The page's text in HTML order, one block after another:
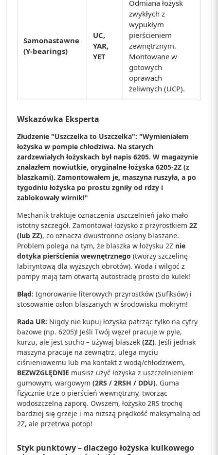
Samonastawne
(Y-bearings)
UC,
YAR,
YET
Odmiana łożysk
zwykłych z
wypukłym
pierścieniem
zewnętrznym.
Montowane w
gotowych
oprawach
żeliwnych (UCP).
Wskazówka Eksperta
Złudzenie "Uszczelka to Uszczelka": "Wymieniałem
łożyska w pompie chłodziwa. Na starych
zardzewiałych łożyskach był napis 6205. W magazynie
znalazłem nowiutkie, oryginalne łożyska 6205-2Z (z
blaszkami). Zamontowałem je, maszyna ruszyła, a po
tygodniu łożyska po prostu zgniły od rdzy i
zablokowały wirnik!"
Mechanik traktuje oznaczenia uszczelnień jako mało
istotny szczegół. Zamontował łożysko z przyrostkiem 2Z
(lub ZZ), co oznacza dwustronne osłony blaszane.
Problem polega na tym, że blaszka w łożysku 2Z nie
dotyka pierścienia wewnętrznego (tworzy szczelinę
labiryntową dla wyższych obrotów). Woda i wilgoć z
pompy mają tam otwartą autostradę prosto do kulek!
Błąd: Ignorowanie literowych przyrostków (Sufiksów) i
stosowanie osłon blaszanych w środowisku mokrym!
Rada UR: Nigdy nie kupuj łożyska patrząc tylko na cyfry
bazowe (np. 6205)! Jeśli Twój węzeł pracuje w pyle,
kurzu, ale jest sucho – używaj blaszek (2Z). Jeśli jednak
maszyna pracuje na zewnątrz, ulega myciu
ciśnieniowemu lub ma kontakt z wodą/chłodziwem,
BEZWZGLĘDNIE musisz użyć łożyska z uszczelnieniem
gumowym, wargowym (2RS / 2RSH / DDU). Guma
fizycznie trze o pierścień wewnętrzny, tworząc
wodoszczelną zaporę. Owszem, łożysko 2RS trochę
bardziej się grzeje i ma niższą prędkość maksymalną od
2Z, ale przetrwa potop!
Styk punktowy – dlaczego łożyska kulkowego